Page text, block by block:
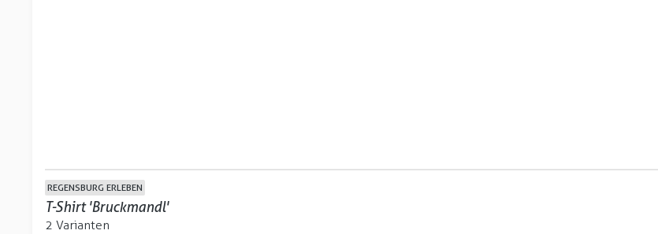
REGENSBURG ERLEBEN
T-Shirt 'Bruckmandl'
2 Varianten